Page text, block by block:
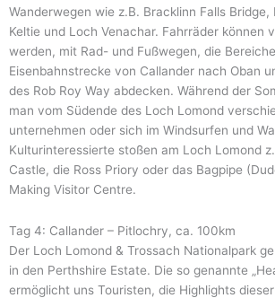
Wanderwegen wie z.B. Bracklinn Falls Bridge,
Keltie und Loch Venachar. Fahrräder können
werden, mit Rad- und Fußwegen, die
Eisenbahnstrecke von Callander nach Oban
des Rob Roy Way abdecken. Während der
man vom Südende des Loch Lomond
unternehmen oder sich im Windsurfen und
Kulturinteressierte stoßen am Loch Lomond
Castle, die Ross Priory oder das Bagpipe
Making Visitor Centre.
Tag 4: Callander – Pitlochry, ca. 100km
Der Loch Lomond & Trossach Nationalpark
in den Perthshire Estate. Die so genannte
ermöglicht uns Touristen, die Highlights